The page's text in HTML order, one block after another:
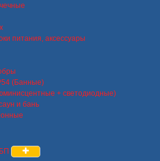
питания, аксессуары
(Банные)
+ светодиодные)
и бань